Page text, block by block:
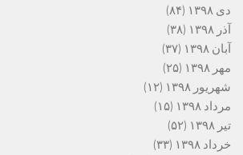
دی ۱۳۹۸
(۸۴)
آذر ۱۳۹۸
(۳۸)
آبان ۱۳۹۸
(۳۷)
مهر ۱۳۹۸
(۲۵)
شهریور ۱۳۹۸
(۱۲)
مرداد ۱۳۹۸
(۱۵)
تیر ۱۳۹۸
(۵۲)
خرداد ۱۳۹۸
(۳۳)